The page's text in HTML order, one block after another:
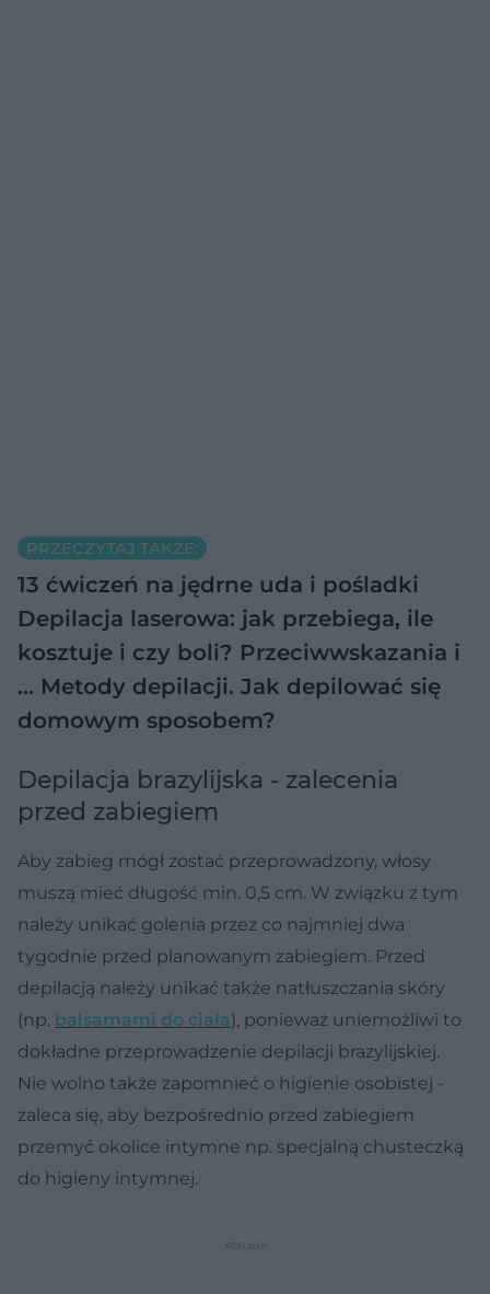
PRZECZYTAJ TAKŻE:
13 ćwiczeń na jędrne uda i pośladki
Depilacja laserowa: jak przebiega, ile
kosztuje i czy boli? Przeciwwskazania i
… Metody depilacji. Jak depilować się
domowym sposobem?
Depilacja brazylijska - zalecenia
przed zabiegiem
Aby zabieg mógł zostać przeprowadzony, włosy
muszą mieć długość min. 0,5 cm. W związku z tym
należy unikać golenia przez co najmniej dwa
tygodnie przed planowanym zabiegiem. Przed
depilacją należy unikać także natłuszczania skóry
(np. balsamami do ciała), ponieważ uniemożliwi to
dokładne przeprowadzenie depilacji brazylijskiej.
Nie wolno także zapomnieć o higienie osobistej -
zaleca się, aby bezpośrednio przed zabiegiem
przemyć okolice intymne np. specjalną chusteczką
do higieny intymnej.